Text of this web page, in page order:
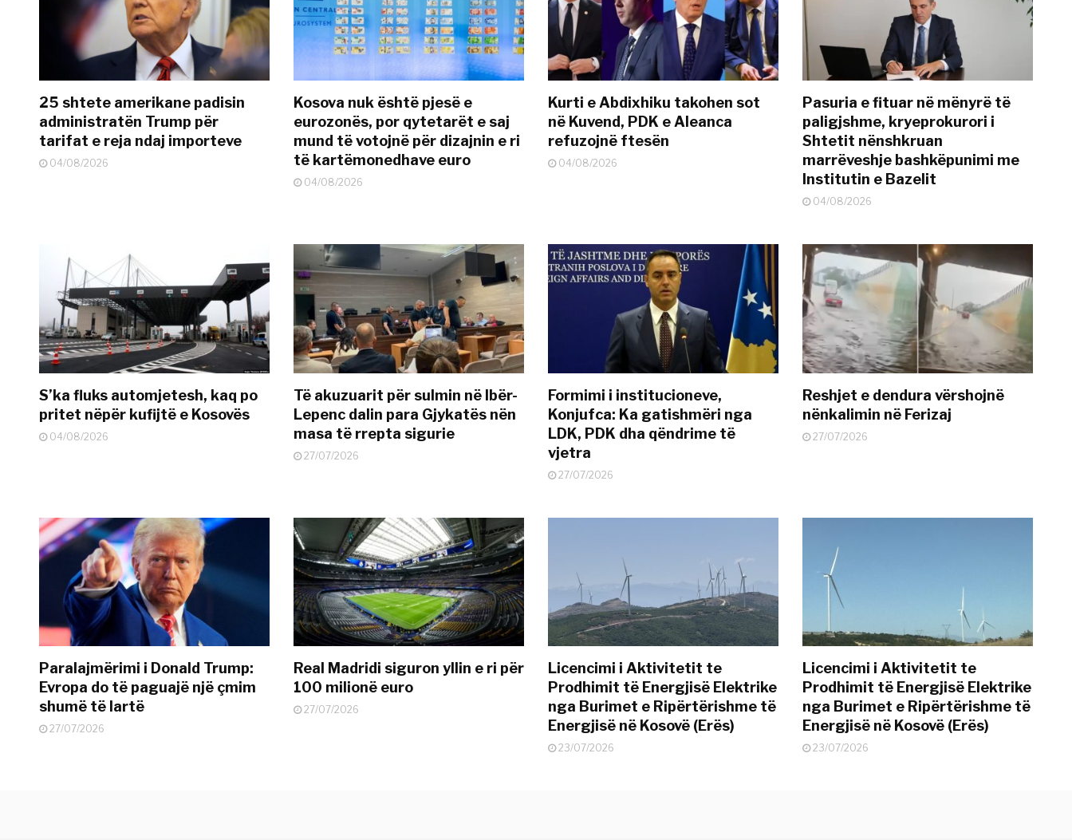
25 shtete amerikane padisin
administratën Trump për
tarifat e reja ndaj importeve
04/08/2026
Kosova nuk është pjesë e
eurozonës, por qytetarët e saj
mund të votojnë për dizajnin e ri
të kartëmonedhave euro
04/08/2026
Kurti e Abdixhiku takohen sot
në Kuvend, PDK e Aleanca
refuzojnë ftesën
04/08/2026
Pasuria e fituar në mënyrë të
paligjshme, kryeprokurori i
Shtetit nënshkruan
marrëveshje bashkëpunimi me
Institutin e Bazelit
04/08/2026
S’ka fluks automjetesh, kaq po
pritet nëpër kufijtë e Kosovës
04/08/2026
Të akuzuarit për sulmin në Ibër-
Lepenc dalin para Gjykatës nën
masa të rrepta sigurie
27/07/2026
Formimi i institucioneve,
Konjufca: Ka gatishmëri nga
LDK, PDK dha qëndrime të
vjetra
27/07/2026
Reshjet e dendura vërshojnë
nënkalimin në Ferizaj
27/07/2026
Paralajmërimi i Donald Trump:
Evropa do të paguajë një çmim
shumë të lartë
27/07/2026
Real Madridi siguron yllin e ri për
100 milionë euro
27/07/2026
Licencimi i Aktivitetit te
Prodhimit të Energjisë Elektrike
nga Burimet e Ripërtërishme të
Energjisë në Kosovë (Erës)
23/07/2026
Licencimi i Aktivitetit te
Prodhimit të Energjisë Elektrike
nga Burimet e Ripërtërishme të
Energjisë në Kosovë (Erës)
23/07/2026